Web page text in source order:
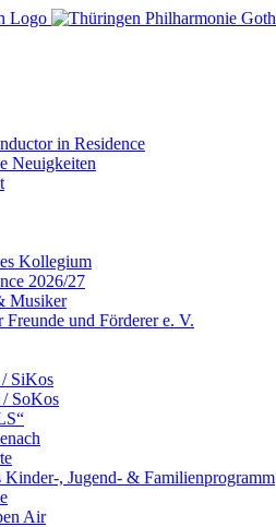
in Residence
Neuigkeiten
Kollegium
2026/27
Musiker
Freunde und Förderer e. V.
SiKos
SoKos
Kinder-, Jugend- & Familienprogramm
Air